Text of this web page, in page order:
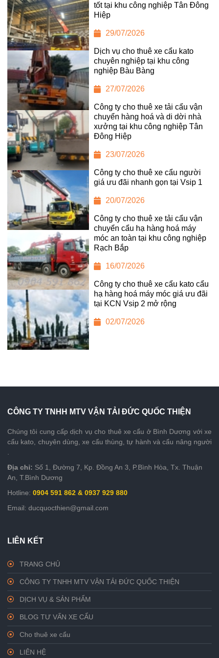
tốt tại khu công nghiệp Tân Đông
Hiệp
29/07/2026
Dịch vụ cho thuê xe cẩu kato
chuyên nghiệp tại khu công
nghiệp Bàu Bàng
27/07/2026
Công ty cho thuê xe tải cẩu vận
chuyển hàng hoá và di dời nhà
xưởng tại khu công nghiệp Tân
Đông Hiệp
23/07/2026
Công ty cho thuê xe cẩu người
giá ưu đãi nhanh gọn tại Vsip 1
20/07/2026
Công ty cho thuê xe tải cẩu vận
chuyển cẩu hạ hàng hoá máy
móc an toàn tại khu công nghiệp
Rạch Bắp
16/07/2026
Công ty cho thuê xe cẩu kato cẩu
hạ hàng hoá máy móc giá ưu đãi
tại KCN Vsip 2 mở rộng
02/07/2026
CÔNG TY TNHH MTV VẬN TẢI ĐỨC QUỐC THIỆN
Chúng tôi cung cấp dịch vụ cho thuê xe cẩu ở Bình Dương với xe
cẩu kato, chuyên dùng, xe cẩu thùng, tự hành và cẩu nâng người
Địa chỉ: Số 1, Đường 7, Kp. Đồng An 3, P.Bình Hòa, Tx. Thuận
An, T.Bình Dương
Hotline: 0904 591 862 & 0937 929 880
Email: ducquocthien@gmail.com
LIÊN KẾT
TRANG CHỦ
CÔNG TY TNHH MTV VẬN TẢI ĐỨC QUỐC THIỆN
DỊCH VỤ & SẢN PHẨM
BLOG TƯ VẤN XE CẨU
Cho thuê xe cẩu
LIÊN HỆ